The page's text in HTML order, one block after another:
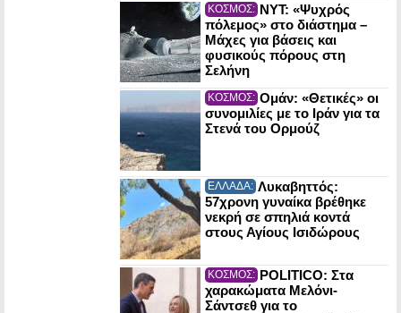
ΚΟΣΜΟΣ: NYT: «Ψυχρός
πόλεμος» στο διάστημα –
Μάχες για βάσεις και
φυσικούς πόρους στη
Σελήνη
ΚΟΣΜΟΣ: Ομάν: «Θετικές» οι
συνομιλίες με το Ιράν για τα
Στενά του Ορμούζ
ΕΛΛΑΔΑ: Λυκαβηττός:
57χρονη γυναίκα βρέθηκε
νεκρή σε σπηλιά κοντά
στους Αγίους Ισιδώρους
ΚΟΣΜΟΣ: POLITICO: Στα
χαρακώματα Μελόνι-
Σάντσεθ για το